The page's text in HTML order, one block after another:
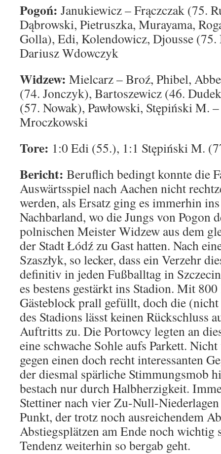
Pogoń: Janukiewicz – Frączczak (75.
Dąbrowski, Pietruszka, Murayama,
Golla), Edi, Kolendowicz, Djousse
Dariusz Wdowczyk
Widzew: Mielcarz – Broź, Phibel,
(74. Jonczyk), Bartoszewicz (46.
(57. Nowak), Pawłowski, Stępiński M.
Mroczkowski
Tore: 1:0 Edi (55.), 1:1 Stępiński M.
Bericht: Beruflich bedingt konnte die
Auswärtsspiel nach Aachen nicht
werden, als Ersatz ging es immerhin
Nachbarland, wo die Jungs von Pogon
polnischen Meister Widzew aus dem
der Stadt Łódź zu Gast hatten. Nach
Szaszłyk, so lecker, dass ein Verzehr
definitiv in jeden Fußballtag in
es bestens gestärkt ins Stadion. Mit
Gästeblock prall gefüllt, doch die
des Stadions lässt keinen Rückschluss
Auftritts zu. Die Portowcy legten an
eine schwache Sohle aufs Parkett.
gegen einen doch recht interessanten
der diesmal spärliche Stimmungsmob
bestach nur durch Halbherzigkeit.
Stettiner nach vier Zu-Null-
Punkt, der trotz noch ausreichendem
Abstiegsplätzen am Ende noch wichtig
Tendenz weiterhin so bergab geht.